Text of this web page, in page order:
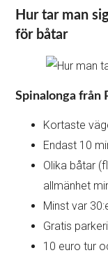
Hur tar man
för båtar
Spinalonga från
Kortaste
Endast 10
Olika båtar
allmänhet
Minst var
Gratis
10 euro tur